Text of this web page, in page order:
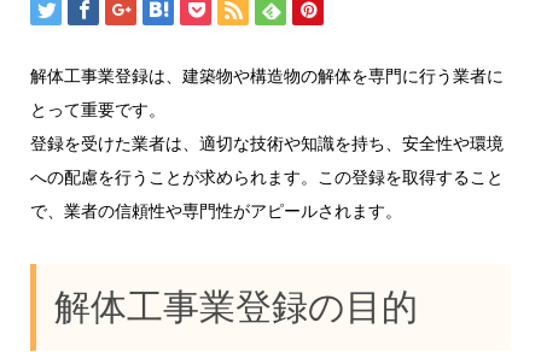
解体工事業登録は、建築物や構造物の解体を専門に行う業者に
とって重要です。
登録を受けた業者は、適切な技術や知識を持ち、安全性や環境
への配慮を行うことが求められます。この登録を取得すること
で、業者の信頼性や専門性がアピールされます。
解体工事業登録の目的